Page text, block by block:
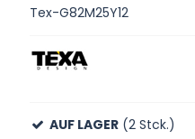
Tex-G82M25Y12
AUF LAGER (2 Stck.)